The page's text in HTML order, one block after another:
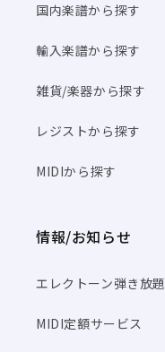
国内楽譜から探す
輸入楽譜から探す
雑貨/楽器から探す
レジストから探す
MIDIから探す
情報/お知らせ
エレクトーン弾き放題
MIDI定額サービス